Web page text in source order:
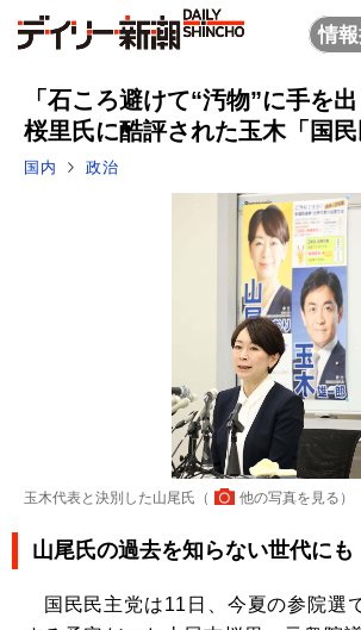
情
「石ころ避けて“汚物”に手を
桜里氏に酷評された玉木「国
国内 政治
玉木代表と決別した山尾氏（ 他の写真を見る ）
山尾氏の過去を知らない世代にも
国民民主党は11日、今夏の参院選